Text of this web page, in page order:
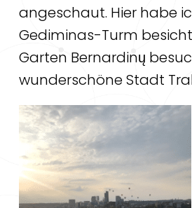
angeschaut. Hier habe
Gediminas-Turm
Garten Bernardinų
wunderschöne Stadt